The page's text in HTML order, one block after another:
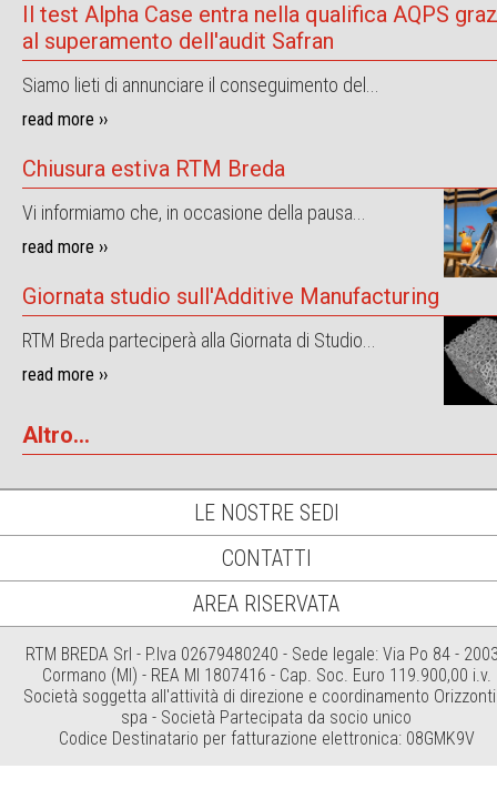
Il test Alpha Case entra nella qualifica AQPS
al superamento dell'audit Safran
Siamo lieti di annunciare il conseguimento del...
read more ››
Chiusura estiva RTM Breda
Vi informiamo che, in occasione della pausa...
read more ››
Giornata studio sull'Additive Manufacturing
RTM Breda parteciperà alla Giornata di Studio...
read more ››
Altro...
LE NOSTRE SEDI
CONTATTI
AREA RISERVATA
RTM BREDA Srl - P.Iva 02679480240 - Sede legale: Via Po 84 -
Cormano (MI) - REA MI 1807416 - Cap. Soc. Euro 119.900,00 i.v.
Società soggetta all'attività di direzione e coordinamento
spa - Società Partecipata da socio unico
Codice Destinatario per fatturazione elettronica: 08GMK9V